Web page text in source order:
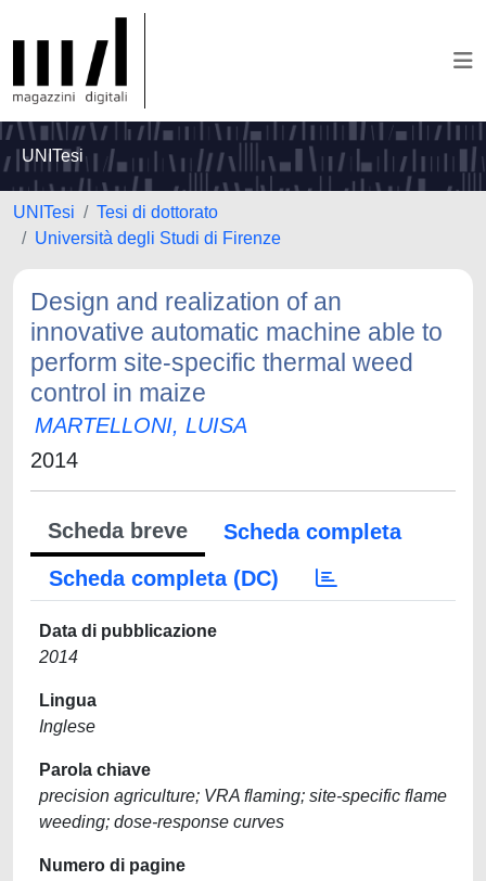
UNITesi
UNITesi
Tesi di dottorato
Università degli Studi di Firenze
Design and realization of an
innovative automatic machine able to
perform site-specific thermal weed
control in maize
MARTELLONI, LUISA
2014
Scheda breve
Scheda completa
Scheda completa (DC)
Data di pubblicazione
2014
Lingua
Inglese
Parola chiave
precision agriculture; VRA flaming; site-specific flame
weeding; dose-response curves
Numero di pagine